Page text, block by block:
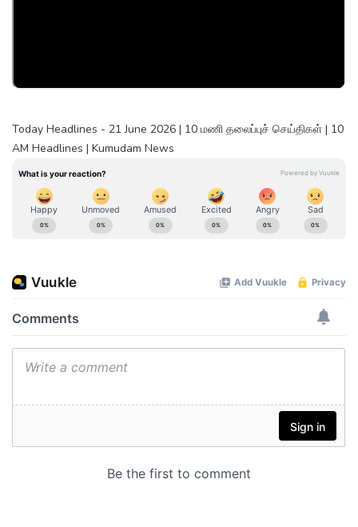
Today Headlines - 21 June 2026 | 10 மணி தலைப்புச் செய்திகள் | 10
AM Headlines | Kumudam News